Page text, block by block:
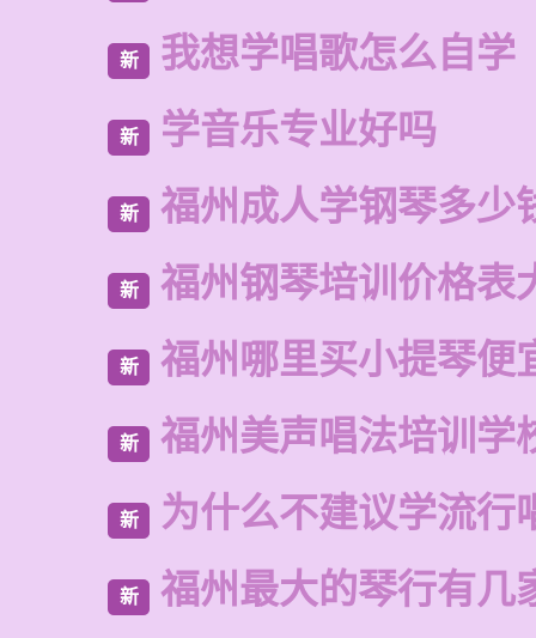
新 我想学唱歌怎么自学
新 学音乐专业好吗
新 福州成人学钢琴多少
新 福州钢琴培训价格表
新 福州哪里买小提琴便
新 福州美声唱法培训学
新 为什么不建议学流行
新 福州最大的琴行有几